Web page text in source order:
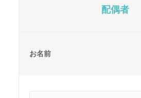
配偶者
お名前